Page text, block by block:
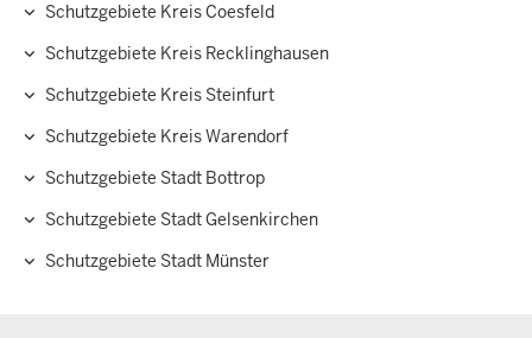
Schutzgebiete Kreis Coesfeld
Schutzgebiete Kreis Recklinghausen
Schutzgebiete Kreis Steinfurt
Schutzgebiete Kreis Warendorf
Schutzgebiete Stadt Bottrop
Schutzgebiete Stadt Gelsenkirchen
Schutzgebiete Stadt Münster